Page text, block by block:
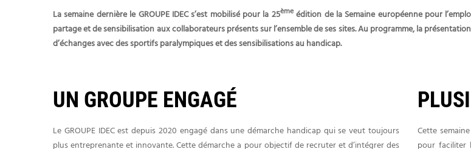
La semaine dernière le GROUPE IDEC s’est mobilisé pour la 25èmeédition de la Semaine européenne pour
partage et de sensibilisation aux collaborateurs présents sur l’ensemble de ses sites. Au programme, la
d’échanges avec des sportifs paralympiques et des sensibilisations au handicap.
UN GROUPE ENGAGÉ
Le GROUPE IDEC est depuis 2020 engagé dans une démarche handicap qui se veut toujours
plus entreprenante et innovante. Cette démarche a pour objectif de recruter et d’intégrer des
Cette
pour faciliter